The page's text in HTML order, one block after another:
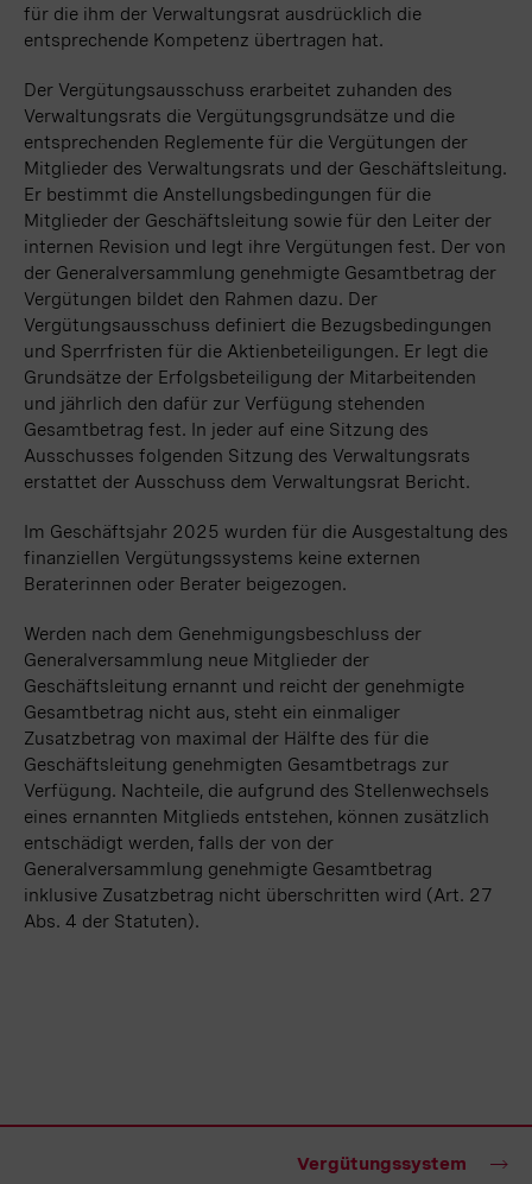
für die ihm der Verwaltungsrat ausdrücklich die
entsprechende Kompetenz übertragen hat.
Der Vergütungsausschuss erarbeitet zuhanden des
Verwaltungsrats die Vergütungsgrundsätze und die
entsprechenden Reglemente für die Vergütungen der
Mitglieder des Verwaltungsrats und der Geschäftsleitung.
Er bestimmt die Anstellungsbedingungen für die
Mitglieder der Geschäftsleitung sowie für den Leiter der
internen Revision und legt ihre Vergütungen fest. Der von
der Generalversammlung genehmigte Gesamtbetrag der
Vergütungen bildet den Rahmen dazu. Der
Vergütungsausschuss definiert die Bezugsbedingungen
und Sperrfristen für die Aktienbeteiligungen. Er legt die
Grundsätze der Erfolgsbeteiligung der Mitarbeitenden
und jährlich den dafür zur Verfügung stehenden
Gesamtbetrag fest. In jeder auf eine Sitzung des
Ausschusses folgenden Sitzung des Verwaltungsrats
erstattet der Ausschuss dem Verwaltungsrat Bericht.
Im Geschäftsjahr 2025 wurden für die Ausgestaltung des
finanziellen Vergütungssystems keine externen
Beraterinnen oder Berater beigezogen.
Werden nach dem Genehmigungsbeschluss der
Generalversammlung neue Mitglieder der
Geschäftsleitung ernannt und reicht der genehmigte
Gesamtbetrag nicht aus, steht ein einmaliger
Zusatzbetrag von maximal der Hälfte des für die
Geschäftsleitung genehmigten Gesamtbetrags zur
Verfügung. Nachteile, die aufgrund des Stellenwechsels
eines ernannten Mitglieds entstehen, können zusätzlich
entschädigt werden, falls der von der
Generalversammlung genehmigte Gesamtbetrag
inklusive Zusatzbetrag nicht überschritten wird (Art. 27
Abs. 4 der Statuten).
Vergütungssystem